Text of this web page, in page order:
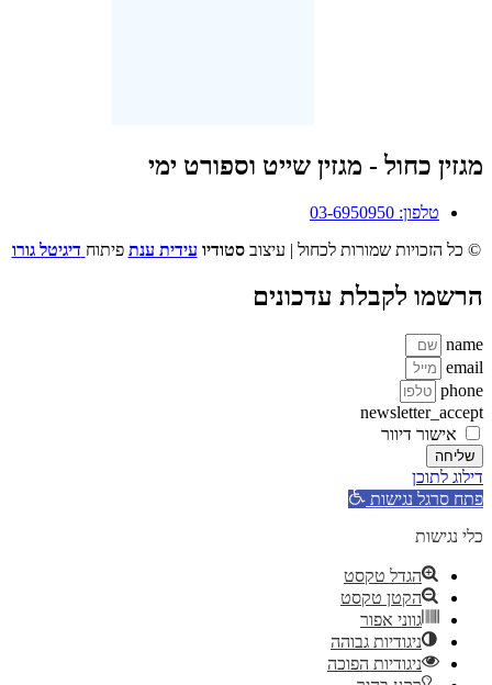
מגזין כחול - מגזין שייט וספורט ימי
טלפון: 03-6950950
© כל הזכויות שמורות לכחול | עיצובסטודיו עידית ענת פיתוח דיגיטל גורו
הרשמו לקבלת עדכונים
name
email
phone
newsletter_accept
אישור דיוור
שליחה
דילוג לתוכן
פתח סרגל נגישות
כלי נגישות
הגדל טקסט
הקטן טקסט
גווני אפור
ניגודיות גבוהה
ניגודיות הפוכה